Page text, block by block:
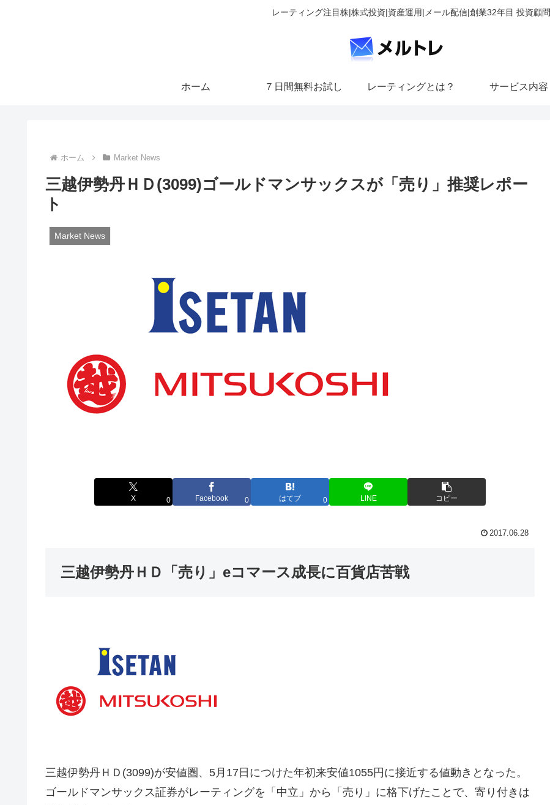
レーティング注目株|株式投資|資産運用|メール配信|創業32年目 投資顧問
ホーム ７日間無料お試し レーティングとは？ サービス内容
ホーム Market News
三越伊勢丹ＨＤ(3099)ゴールドマンサックスが「売り」推奨レポー
ト
Market News
X 0 Facebook 0 はてブ 0 LINE コピー
2017.06.28
三越伊勢丹ＨＤ「売り」eコマース成長に百貨店苦戦
三越伊勢丹ＨＤ(3099)が安値圏、5月17日につけた年初来安値1055円に接近する値動きとなった。
ゴールドマンサックス証券がレーティングを「中立」から「売り」に格下げたことで、寄り付きは